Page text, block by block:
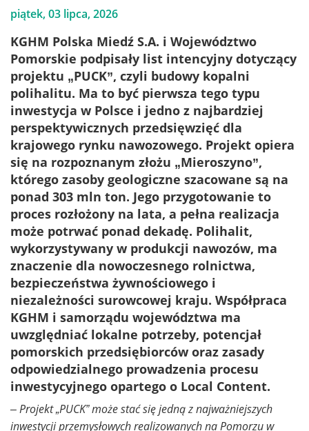
piątek, 03 lipca, 2026
KGHM Polska Miedź S.A. i Województwo
Pomorskie podpisały list intencyjny dotyczący
projektu „PUCK”, czyli budowy kopalni
polihalitu. Ma to być pierwsza tego typu
inwestycja w Polsce i jedno z najbardziej
perspektywicznych przedsięwzięć dla
krajowego rynku nawozowego. Projekt opiera
się na rozpoznanym złożu „Mieroszyno”,
którego zasoby geologiczne szacowane są na
ponad 303 mln ton. Jego przygotowanie to
proces rozłożony na lata, a pełna realizacja
może potrwać ponad dekadę. Polihalit,
wykorzystywany w produkcji nawozów, ma
znaczenie dla nowoczesnego rolnictwa,
bezpieczeństwa żywnościowego i
niezależności surowcowej kraju. Współpraca
KGHM i samorządu województwa ma
uwzględniać lokalne potrzeby, potencjał
pomorskich przedsiębiorców oraz zasady
odpowiedzialnego prowadzenia procesu
inwestycyjnego opartego o Local Content.
– Projekt „PUCK” może stać się jedną z najważniejszych
inwestycji przemysłowych realizowanych na Pomorzu w